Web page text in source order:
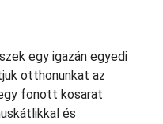
egy igazán egyedi
otthonunkat az
fonott kosarat
és